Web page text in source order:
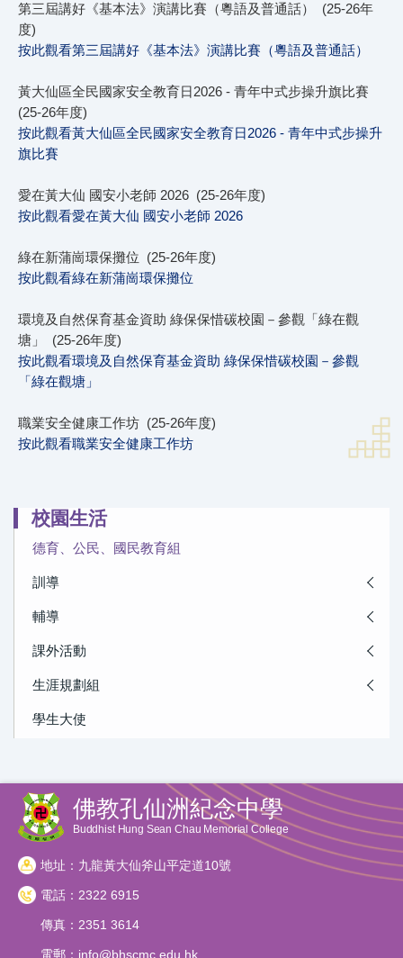
第三屆講好《基本法》演講比賽（粵語及普通話） (25-26年
度)
按此觀看第三屆講好《基本法》演講比賽（粵語及普通話）
黃大仙區全民國家安全教育日2026 - 青年中式步操升旗比賽
(25-26年度)
按此觀看黃大仙區全民國家安全教育日2026 - 青年中式步操升
旗比賽
愛在黃大仙 國安小老師 2026 (25-26年度)
按此觀看愛在黃大仙 國安小老師 2026
綠在新蒲崗環保攤位 (25-26年度)
按此觀看綠在新蒲崗環保攤位
環境及自然保育基金資助 綠保保惜碳校園－參觀「綠在觀
塘」 (25-26年度)
按此觀看環境及自然保育基金資助 綠保保惜碳校園－參觀
「綠在觀塘」
職業安全健康工作坊 (25-26年度)
按此觀看職業安全健康工作坊
校園生活
德育、公民、國民教育組
訓導
輔導
課外活動
生涯規劃組
學生大使
佛教孔仙洲紀念中學
Buddhist Hung Sean Chau Memorial College
地址：九龍黃大仙斧山平定道10號
電話：2322 6915
傳真：2351 3614
電郵： info@bhscmc.edu.hk